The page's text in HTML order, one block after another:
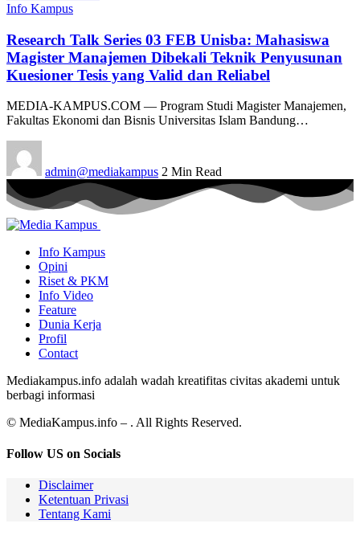
Info Kampus
Research Talk Series 03 FEB Unisba: Mahasiswa
Magister Manajemen Dibekali Teknik Penyusunan
Kuesioner Tesis yang Valid dan Reliabel
MEDIA-KAMPUS.COM — Program Studi Magister Manajemen,
Fakultas Ekonomi dan Bisnis Universitas Islam Bandung…
admin@mediakampus 2 Min Read
Info Kampus
Opini
Riset & PKM
Info Video
Feature
Dunia Kerja
Profil
Contact
Mediakampus.info adalah wadah kreatifitas civitas akademi untuk
berbagi informasi
© MediaKampus.info – . All Rights Reserved.
Follow US on Socials
Disclaimer
Ketentuan Privasi
Tentang Kami